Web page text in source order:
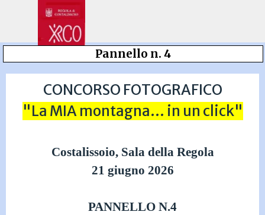
Salta menù
Pannello n. 4
CONCORSO FOTOGRAFICO
"La MIA montagna... in un click"
Costalissoio, Sala della Regola
21 giugno 2026
PANNELLO N.4